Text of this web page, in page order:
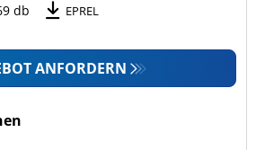
db EPREL
ANFORDERN